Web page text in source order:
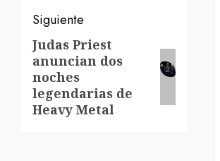
Siguiente
Siguiente
entrada:
Judas Priest
anuncian dos
noches
legendarias de
Heavy Metal